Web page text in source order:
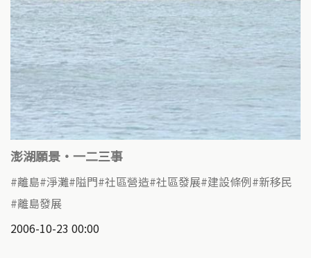
澎湖願景‧一二三事
離島 淨灘 隘門 社區營造 社區發展 建設條例 新移民
離島發展
2006-10-23 00:00